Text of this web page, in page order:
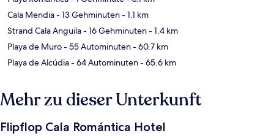
Cala Mendia- 13 Gehminuten- 1.1 km
Strand Cala Anguila- 16 Gehminuten- 1.4 km
Playa de Muro- 55 Autominuten- 60.7 km
Playa de Alcúdia- 64 Autominuten- 65.6 km
Mehr zu dieser Unterkunft
Flipflop Cala Romántica Hotel